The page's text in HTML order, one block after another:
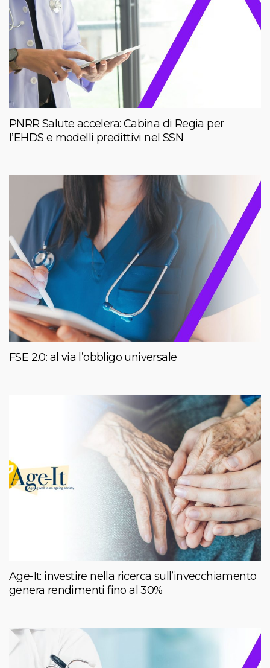
PNRR Salute accelera: Cabina di Regia per
l’EHDS e modelli predittivi nel SSN
FSE 2.0: al via l’obbligo universale
Age-It: investire nella ricerca sull’invecchiamento
genera rendimenti fino al 30%